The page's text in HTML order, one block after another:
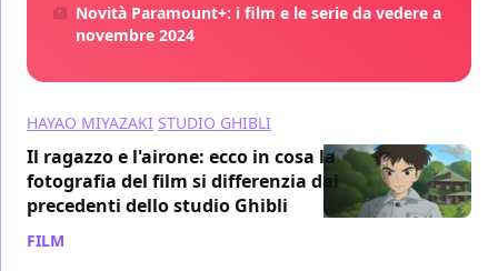
Novità Paramount+: i film e le serie da vedere a
novembre 2024
HAYAO MIYAZAKI STUDIO GHIBLI
Il ragazzo e l'airone: ecco in cosa la
fotografia del film si differenzia dai
precedenti dello studio Ghibli
FILM